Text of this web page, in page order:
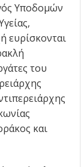
Υποδομών
ευρίσκονται
του
και